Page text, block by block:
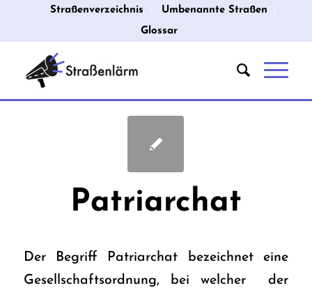
Straßenverzeichnis
Umbenannte Straßen
Glossar
Patriarchat
Der Begriff Patriarchat bezeichnet eine
Gesellschaftsordnung, bei welcher der